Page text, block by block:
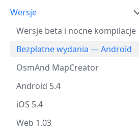
Wersje
Wersje beta i nocne kompilacje
Bezpłatne wydania — Android
OsmAnd MapCreator
Android 5.4
iOS 5.4
Web 1.03